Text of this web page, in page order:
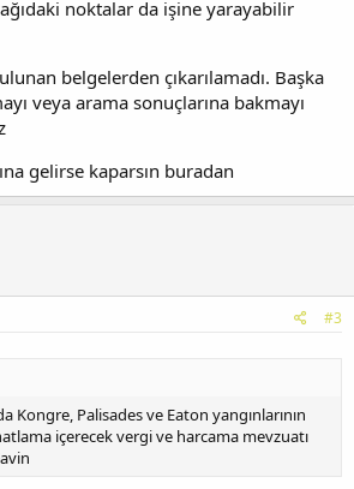
noktalar da işine yarayabilir
belgelerden çıkarılamadı. Başka
veya arama sonuçlarına bakmayı
gelirse kaparsın buradan
#3
Kongre, Palisades ve Eaton yangınlarının
içerecek vergi ve harcama mevzuatı